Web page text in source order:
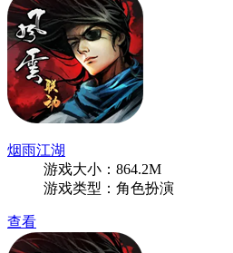
烟雨江湖
游戏大小：864.2M
游戏类型：角色扮演
查看